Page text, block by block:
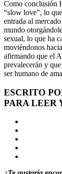
Como conclusión
“slow love”, lo
entrada al
mundo
sexual, lo que ha
moviéndonos
afirmando que el
prevalecerán y
ser humano de
ESCRITO
PARA LEER